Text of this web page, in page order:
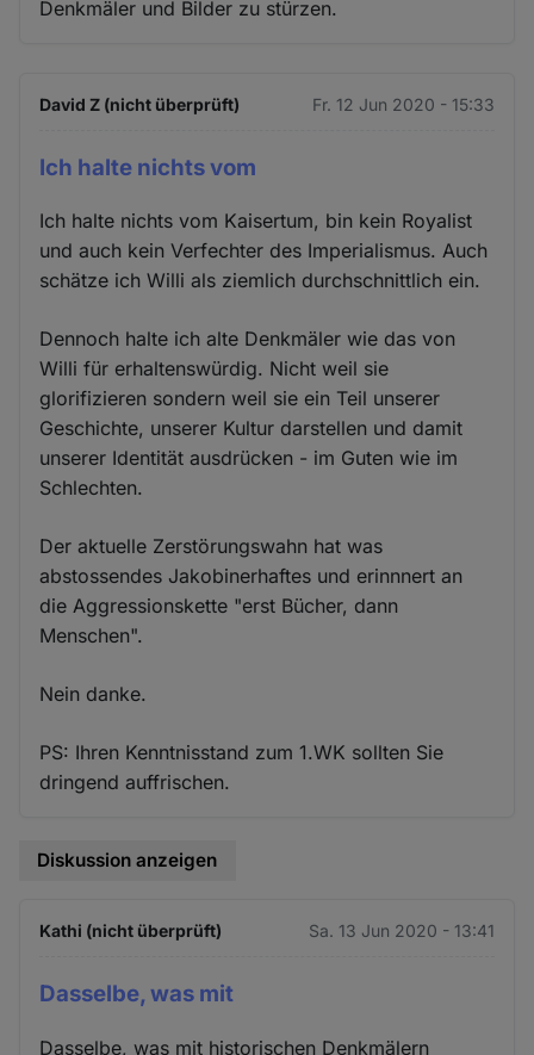
Denkmäler und Bilder zu stürzen.
David Z (nicht überprüft) Fr. 12 Jun 2020 - 15:33
Ich halte nichts vom
Ich halte nichts vom Kaisertum, bin kein Royalist
und auch kein Verfechter des Imperialismus. Auch
schätze ich Willi als ziemlich durchschnittlich ein.
Dennoch halte ich alte Denkmäler wie das von
Willi für erhaltenswürdig. Nicht weil sie
glorifizieren sondern weil sie ein Teil unserer
Geschichte, unserer Kultur darstellen und damit
unserer Identität ausdrücken - im Guten wie im
Schlechten.
Der aktuelle Zerstörungswahn hat was
abstossendes Jakobinerhaftes und erinnnert an
die Aggressionskette "erst Bücher, dann
Menschen".
Nein danke.
PS: Ihren Kenntnisstand zum 1.WK sollten Sie
dringend auffrischen.
Diskussion anzeigen
Kathi (nicht überprüft) Sa. 13 Jun 2020 - 13:41
Dasselbe, was mit
Dasselbe, was mit historischen Denkmälern